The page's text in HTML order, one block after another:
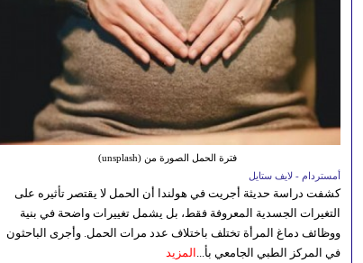
فترة الحمل الصورة من (unsplash)
أمستردام - لايف ستايل
كشفت دراسة حديثة أجريت في هولندا أن الحمل لا يقتصر تأثيره على
التغيرات الجسدية المعروفة فقط، بل يشمل تغييرات واضحة في بنية
ووظائف دماغ المرأة تختلف باختلاف عدد مرات الحمل. وأجرى الباحثون
في المركز الطبي الجامعي بأ... المزيد